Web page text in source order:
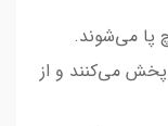
پا می‌شوند.
پخش می‌کنند و از